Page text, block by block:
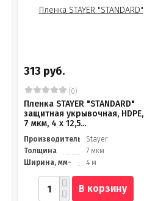
313 руб.
(0)
Пленка STAYER "STANDARD"
защитная укрывочная, HDPE,
7 мкм, 4 х 12,5...
Производитель
Stayer
Толщина
7 мкм
Ширина, мм-
4 м
В корзину